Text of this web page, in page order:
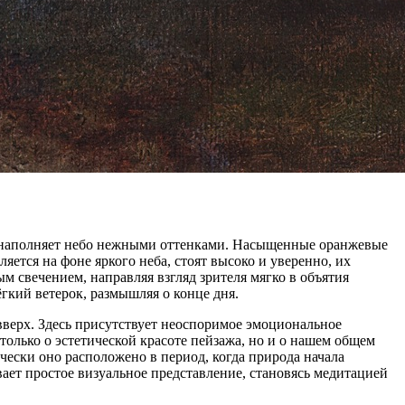
наполняет небо нежными оттенками. Насыщенные оранжевые
на фоне яркого неба, стоят высоко и уверенно, их
направляя взгляд зрителя мягко в объятия
ветерок, размышляя о конце дня.
Здесь присутствует неоспоримое эмоциональное
о эстетической красоте пейзажа, но и о нашем общем
оно расположено в период, когда природа начала
простое визуальное представление, становясь медитацией